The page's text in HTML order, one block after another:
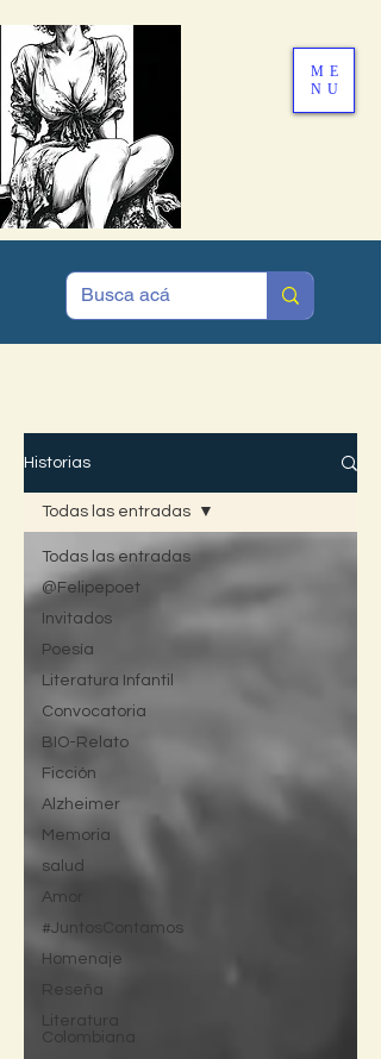
ME
NU
Historias
Todas las entradas
@Felipepoet
Invitados
Poesía
Literatura Infantil
Convocatoria
BIO-Relato
Ficción
Alzheimer
Memoria
salud
Amor
#JuntosContamos
Homenaje
Reseña
Literatura
Colombiana
Todas las entradas